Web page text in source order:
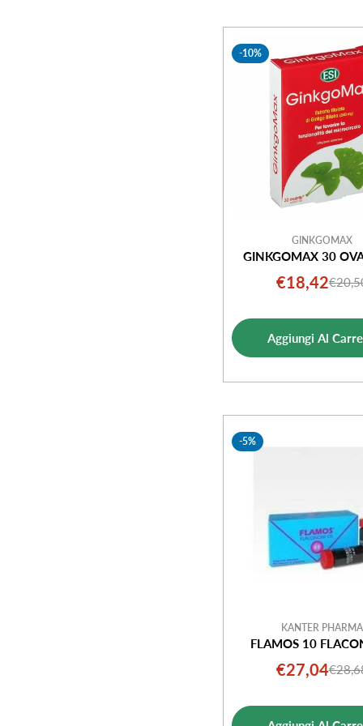
-10%
GINKGOMAX
GINKGOMAX 30
€18,42
Aggiungi Al
-5%
KANTER PHARMA
FLAMOS 10
€27,04